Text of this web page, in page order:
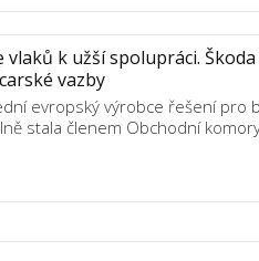
vlaků k užší spolupráci.
vazby
evropský výrobce řešení pro
stala členem Obchodní